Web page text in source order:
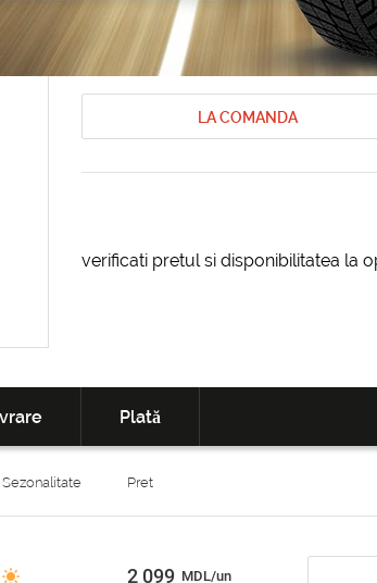
Anvelope de iarna Nokian Anvelope de iarna
Cod produs: AT-83082
LA COMANDA
verificati pretul si disponibilitatea la
Plată
Sezonalitate Pret
2 099 MDL/un